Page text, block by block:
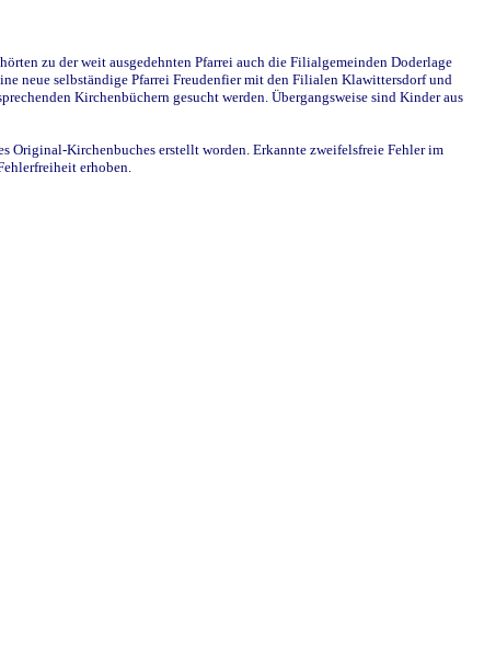
zu der weit ausgedehnten Pfarrei auch die Filialgemeinden Doderlage
neue selbständige Pfarrei Freudenfier mit den Filialen Klawittersdorf und
Kirchenbüchern gesucht werden. Übergangsweise sind Kinder aus
Original-Kirchenbuches erstellt worden. Erkannte zweifelsfreie Fehler im
erhoben.